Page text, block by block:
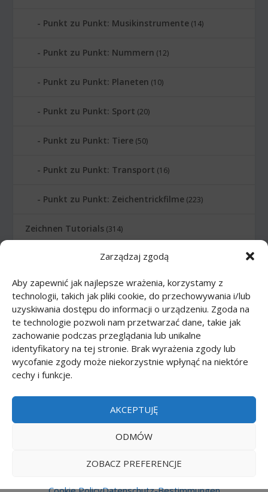
Zarządzaj zgodą
Aby zapewnić jak najlepsze wrażenia, korzystamy z
technologii, takich jak pliki cookie, do przechowywania i/lub
uzyskiwania dostępu do informacji o urządzeniu. Zgoda na
te technologie pozwoli nam przetwarzać dane, takie jak
zachowanie podczas przeglądania lub unikalne
identyfikatory na tej stronie. Brak wyrażenia zgody lub
wycofanie zgody może niekorzystnie wpłynąć na niektóre
cechy i funkcje.
AKCEPTUJĘ
ODMÓW
ZOBACZ PREFERENCJE
Punkt zu Punkt: Musikinstrumente (14)
Punkt zu Punkt: Nummern (12)
Punkt zu Punkt: Planeten (10)
Punkt zu Punkt: Sport (20)
Punkt zu Punkt: Tiere (50)
Punkt zu Punkt: Transport (16)
Punkt zu Punkt: Zeichentrickfilme (223)
Zeichnen Tutorials (314)
Zeichnen Tutorials: Comics(46)
Zeichnen Tutorials: Körper(27)
Zeichnen Tutorials: Lebensmittel (10)
Zeichnen Tutorials: Tiere(83)
Zeichnen Tutorials: Transport
(12)
Zeichnen Tutorials: Zeichentrickfilme
Privacy policy PL|Privacy policy EN
|Privacy policy DE|Privacy policy FR|Privacy